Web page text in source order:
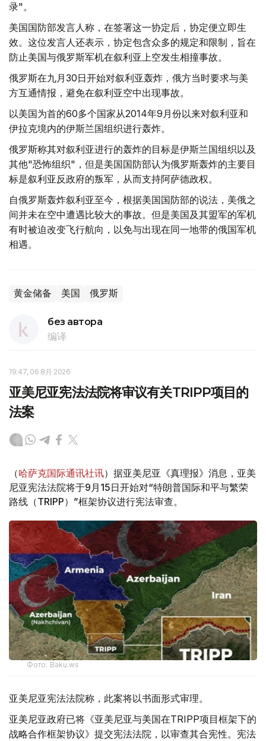
录"。
美国国防部发言人称，在签署这一协定后，协定便立即生
效。这位发言人还表示，协定包含众多的规定和限制，旨在
防止美国与俄罗斯军机在叙利亚上空发生相撞事故。
俄罗斯在九月30日开始对叙利亚轰炸，俄方当时要求与美
方互通情报，避免在叙利亚空中出现事故。
以美国为首的60多个国家从2014年9月份以来对叙利亚和
伊拉克境内的伊斯兰国组织进行轰炸。
俄罗斯称其对叙利亚进行的轰炸的目标是伊斯兰国组织以及
其他"恐怖组织"，但是美国国防部认为俄罗斯轰炸的主要目
标是叙利亚反政府的叛军，从而支持阿萨德政权。
自俄罗斯轰炸叙利亚至今，根据美国国防部的说法，美俄之
间并未在空中遭遇比较大的事故。但是美国及其盟军的军机
有时被迫改变飞行航向，以免与出现在同一地带的俄国军机
相遇。
黄金储备 美国 俄罗斯
без автора
编译
19:47, 06 8月 2026
亚美尼亚宪法法院将审议有关TRIPP项目的
法案
（哈萨克国际通讯社讯）据亚美尼亚《真理报》消息，亚美
尼亚宪法法院将于9月15日开始对“特朗普国际和平与繁荣
路线（TRIPP）”框架协议进行宪法审查。
Фото: Baku.ws
亚美尼亚宪法法院称，此案将以书面形式审理。
亚美尼亚政府已将《亚美尼亚与美国在TRIPP项目框架下的
战略合作框架协议》提交宪法法院，以审查其合宪性。宪法